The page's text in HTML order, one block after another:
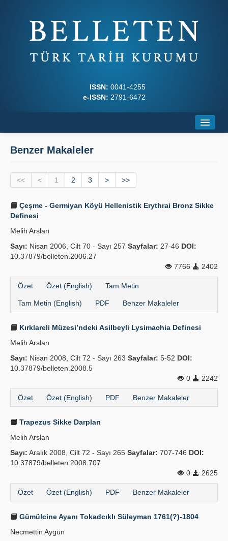
ISSN: 0041-4255
e-ISSN: 2791-6472
Dergi Kurulları
İlkeler
Kılavuzlar
İletişim
Benzer Makaleler
<< < 1 2 3 > >>
Çeşme - Germiyan Köyü Hellenistik Erythrai Bronz Sikke
Definesi
Melih Arslan
Sayı: Nisan 2006, Cilt 70 - Sayı 257 Sayfalar: 27-46 DOI:
10.37879/belleten.2006.27
7766
2402
Özet Özet (English) Tam Metin
Tam Metin (English) PDF Benzer Makaleler
Kırklareli Müzesi’ndeki Asilbeyli Lysimachia Definesi
Melih Arslan
Sayı: Nisan 2008, Cilt 72 - Sayı 263 Sayfalar: 5-52 DOI:
10.37879/belleten.2008.5
0
2242
Özet Özet (English) PDF Benzer Makaleler
Trapezus Sikke Darpları
Melih Arslan
Sayı: Aralık 2008, Cilt 72 - Sayı 265 Sayfalar: 707-746 DOI:
10.37879/belleten.2008.707
0
2625
Özet Özet (English) PDF Benzer Makaleler
Gümülcine Ayanı Tokadcıklı Süleyman 1761(?)-1804
Necmettin Aygün